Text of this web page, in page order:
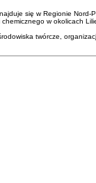
się w Regionie Nord-
chemicznego w okolicach
twórcze,